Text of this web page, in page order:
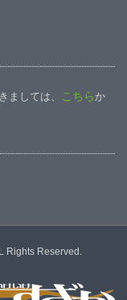
ましては、 こちらか
Rights Reserved.